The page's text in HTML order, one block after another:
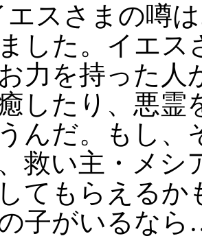
エスさまの噂
した。イエス
力を持った人
したり、悪霊
んだ。もし、
救い主・メシ
てもらえるか
子がいるな